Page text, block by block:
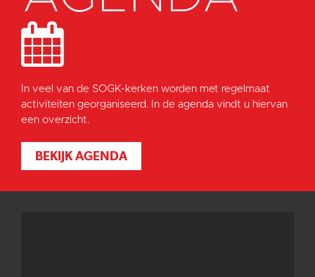
In veel van de SOGK-kerken worden met regelmaat
activiteiten georganiseerd. In de agenda vindt u hiervan
een overzicht.
BEKIJK AGENDA